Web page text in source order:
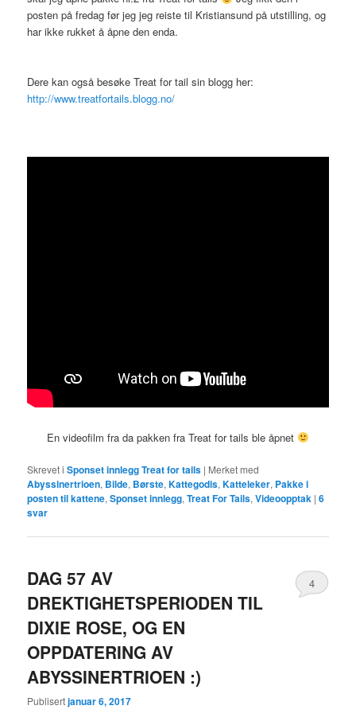
posten på fredag før jeg jeg reiste til Kristiansund på utstilling, og
har ikke rukket å åpne den enda.
Dere kan også besøke Treat for tail sin blogg her:
http://www.treatfortails.blogg.no/
En videofilm fra da pakken fra Treat for tails ble åpnet
Skrevet i Sponset innlegg Treat for tails | Merket med
Abyssinertrioen, Bilde, Børste,Kattegodis,Katteleker, Pakke i
posten til kattene,Sponset innlegg,Treat For Tails,Videoopptak |6
svar
DAG 57 AV
DREKTIGHETSPERIODEN TIL
DIXIE ROSE, OG EN
OPPDATERING AV
ABYSSINERTRIOEN :)
Publisertjanuar 6, 2017
4